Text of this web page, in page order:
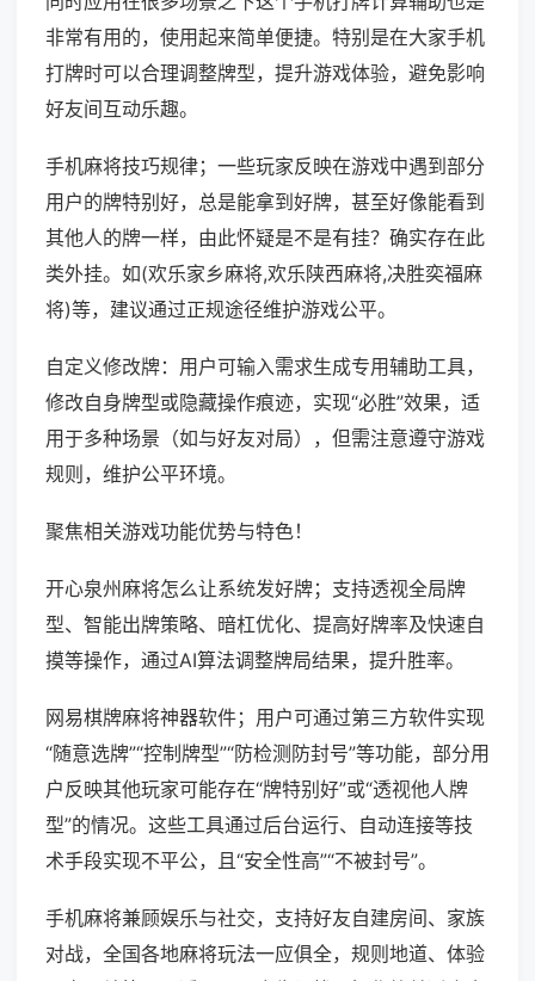
非常有用的，使用起来简单便捷。特别是在大家手机
打牌时可以合理调整牌型，提升游戏体验，避免影响
好友间互动乐趣。
手机麻将技巧规律；一些玩家反映在游戏中遇到部分
用户的牌特别好，总是能拿到好牌，甚至好像能看到
其他人的牌一样，由此怀疑是不是有挂？确实存在此
类外挂。如(欢乐家乡麻将,欢乐陕西麻将,决胜奕福麻
将)等，建议通过正规途径维护游戏公平。
自定义修改牌：用户可输入需求生成专用辅助工具，
修改自身牌型或隐藏操作痕迹，实现“必胜”效果，适
用于多种场景（如与好友对局），但需注意遵守游戏
规则，维护公平环境。
聚焦相关游戏功能优势与特色！
开心泉州麻将怎么让系统发好牌；支持透视全局牌
型、智能出牌策略、暗杠优化、提高好牌率及快速自
摸等操作，通过AI算法调整牌局结果，提升胜率。
网易棋牌麻将神器软件；用户可通过第三方软件实现
“随意选牌”“控制牌型”“防检测防封号”等功能，部分用
户反映其他玩家可能存在“牌特别好”或“透视他人牌
型”的情况。这些工具通过后台运行、自动连接等技
术手段实现不平公，且“安全性高”“不被封号”。
手机麻将兼顾娱乐与社交，支持好友自建房间、家族
对战，全国各地麻将玩法一应俱全，规则地道、体验